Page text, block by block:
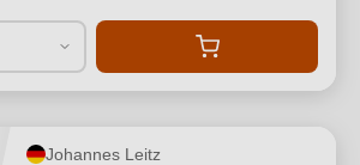
Johannes Leitz